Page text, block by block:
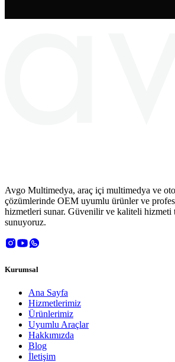
Avgo Multimedya, araç içi multimedya ve
çözümlerinde OEM uyumlu ürünler ve
hizmetleri sunar. Güvenilir ve kaliteli hizmeti
sunuyoruz.
Kurumsal
Ana Sayfa
Hizmetlerimiz
Ürünlerimiz
Uyumlu Araçlar
Hakkımızda
Blog
İletişim